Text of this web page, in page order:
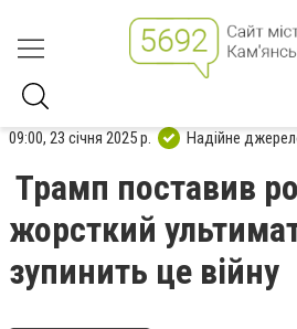
09:00, 23 січня 2025 р. Надійне
Трамп поставив
жорсткий
зупинить це війну